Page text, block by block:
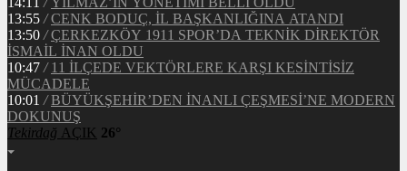
13:55 / CENK BODUÇ, İL BAŞKANLIĞINA ATANDI
13:50 / ÇERKEZKÖY 1911 SPOR’DA TEKNİK DİREKTÖR
İSMAİL İNAN OLDU
10:47 / 11 İLÇEDE VEKTÖRLERE KARŞI KESİNTİSİZ
MÜCADELE
10:01 / BÜYÜKŞEHİR’DEN İNANLI ÇEŞMESİ’NE MODERN
DOKUNUŞ
Tekirdağ AÇIK 26°